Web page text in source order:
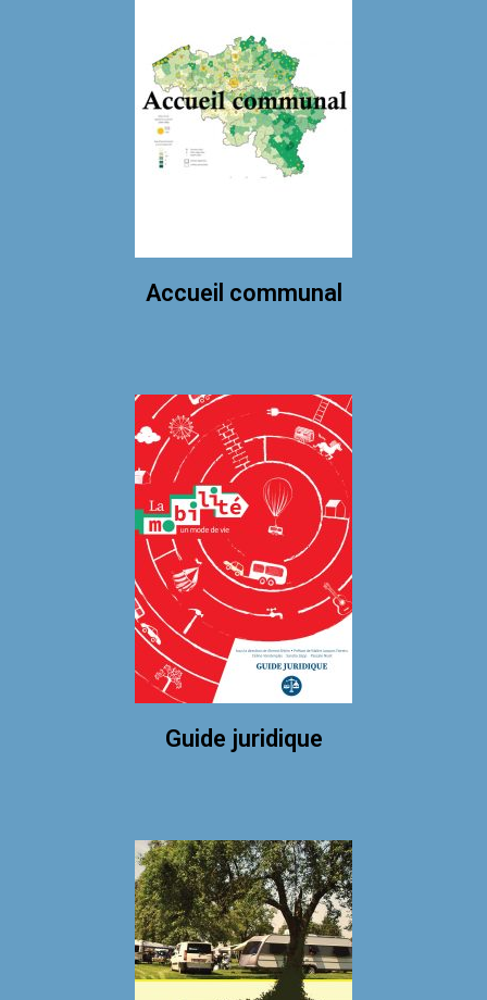
Accueil communal
Guide juridique